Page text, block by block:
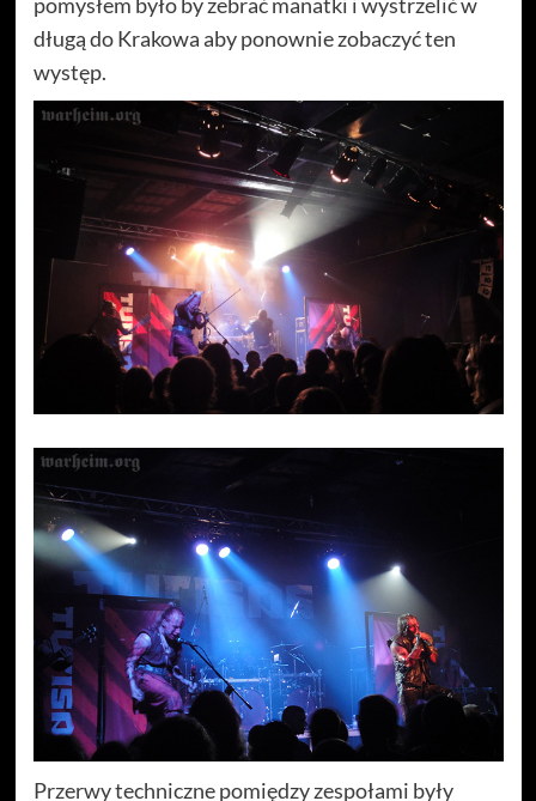
długą do Krakowa aby ponownie zobaczyć ten
występ.
Przerwy techniczne pomiędzy zespołami były